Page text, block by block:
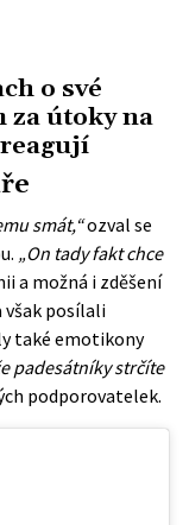
o své
za útoky na
smát,“ozval se
„On tady fakt chce
a možná i zděšení
však posílali
také emotikony
padesátníky strčíte
podporovatelek.